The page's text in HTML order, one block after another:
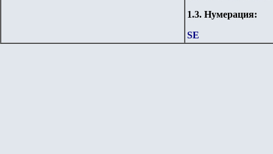
1.3. Нумерация:
SE